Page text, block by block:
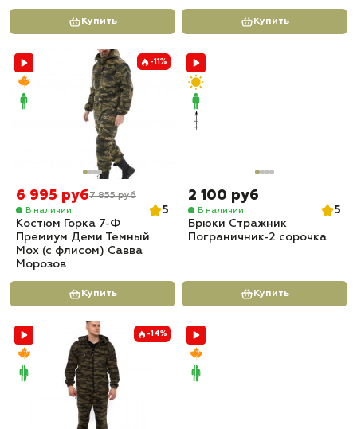
Купить Купить
-11%
6 995 руб7 855 руб
В наличии
5
Костюм Горка 7-Ф
Премиум Деми Темный
Мох (с флисом) Савва
Морозов
Купить
2 100 руб
В наличии
5
Брюки Стражник
Пограничник-2 сорочка
Купить
-14%